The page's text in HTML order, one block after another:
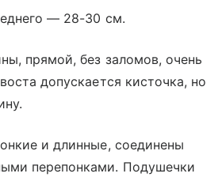
— 28-30 см.
прямой, без заломов, очень
допускается кисточка, но
и длинные, соединены
перепонками. Подушечки